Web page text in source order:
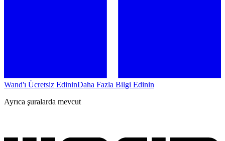
Wand'ı Ücretsiz EdininDaha Fazla Bilgi Edinin
Ayrıca şuralarda mevcut